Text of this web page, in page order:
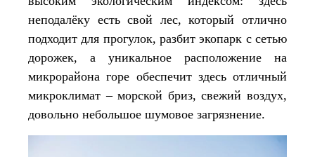
неподалёку есть свой лес, который отлично
подходит для прогулок, разбит экопарк с сетью
дорожек, а уникальное расположение на
микрорайона горе обеспечит здесь отличный
микроклимат – морской бриз, свежий воздух,
довольно небольшое шумовое загрязнение.